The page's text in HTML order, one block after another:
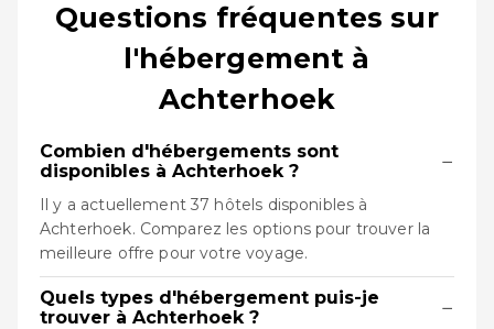
Questions fréquentes sur
l'hébergement à
Achterhoek
Combien d'hébergements sont
disponibles à Achterhoek ?
−
Il y a actuellement 37 hôtels disponibles à
Achterhoek. Comparez les options pour trouver la
meilleure offre pour votre voyage.
Quels types d'hébergement puis-je
trouver à Achterhoek ?
−